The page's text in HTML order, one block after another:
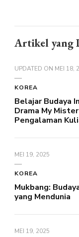
Artikel yang
UPDATED ON MEI 18,
KOREA
Belajar Budaya
Drama My
Pengalaman
MEI 19, 2025
KOREA
Mukbang:
yang Mendunia
MEI 19, 2025